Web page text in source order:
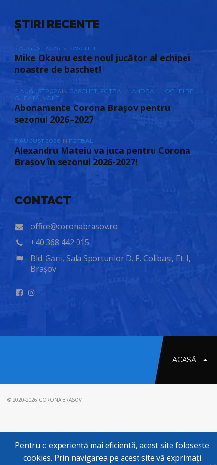
ȘTIRI RECENTE
5 AUGUST 2026 IN BASCHET
Mike Okauru este noul jucător al echipei
noastre de baschet!
4 AUGUST 2026 IN BASCHET, FOTBAL, HANDBAL, HOCHEI PE
GHEAȚĂ, VOLEI
Abonamente Corona Brașov pentru
sezonul 2026–2027
3 AUGUST 2026 IN FOTBAL
Alexandru Mateiu va juca pentru Corona
Brașov în sezonul 2026-2027!
CONTACT
office@coronabrasov.ro
+40 368 442 015
Bld. Gării, Sala Sporturilor D. P. Colibași, Et. I,
Brașov
ACASĂ
© 2020-2026 CORONA BRASOV
Pentru o experiență mai eficientă, acest site folosește
cookies. Prin navigarea pe acest site vă exprimați